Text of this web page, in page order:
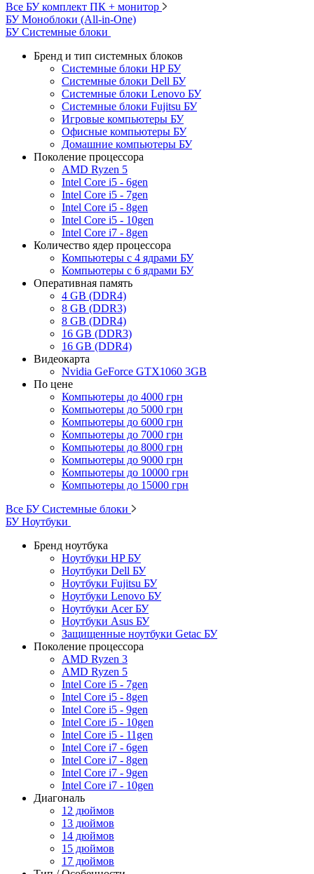
Все БУ комплект ПК + монитор
БУ Моноблоки (All-in-One)
БУ Системные блоки
Бренд и тип системных блоков
Системные блоки HP БУ
Системные блоки Dell БУ
Системные блоки Lenovo БУ
Системные блоки Fujitsu БУ
Игровые компьютеры БУ
Офисные компьютеры БУ
Домашние компьютеры БУ
Поколение процессора
AMD Ryzen 5
Intel Core i5 - 6gen
Intel Core i5 - 7gen
Intel Core i5 - 8gen
Intel Core i5 - 10gen
Intel Core i7 - 8gen
Количество ядер процессора
Компьютеры с 4 ядрами БУ
Компьютеры с 6 ядрами БУ
Оперативная память
4 GB (DDR4)
8 GB (DDR3)
8 GB (DDR4)
16 GB (DDR3)
16 GB (DDR4)
Видеокарта
Nvidia GeForce GTX1060 3GB
По цене
Компьютеры до 4000 грн
Компьютеры до 5000 грн
Компьютеры до 6000 грн
Компьютеры до 7000 грн
Компьютеры до 8000 грн
Компьютеры до 9000 грн
Компьютеры до 10000 грн
Компьютеры до 15000 грн
Все БУ Системные блоки
БУ Ноутбуки
Бренд ноутбука
Ноутбуки HP БУ
Ноутбуки Dell БУ
Ноутбуки Fujitsu БУ
Ноутбуки Lenovo БУ
Ноутбуки Acer БУ
Ноутбуки Asus БУ
Защищенные ноутбуки Getac БУ
Поколение процессора
AMD Ryzen 3
AMD Ryzen 5
Intel Core i5 - 7gen
Intel Core i5 - 8gen
Intel Core i5 - 9gen
Intel Core i5 - 10gen
Intel Core i5 - 11gen
Intel Core i7 - 6gen
Intel Core i7 - 8gen
Intel Core i7 - 9gen
Intel Core i7 - 10gen
Диагональ
12 дюймов
13 дюймов
14 дюймов
15 дюймов
17 дюймов